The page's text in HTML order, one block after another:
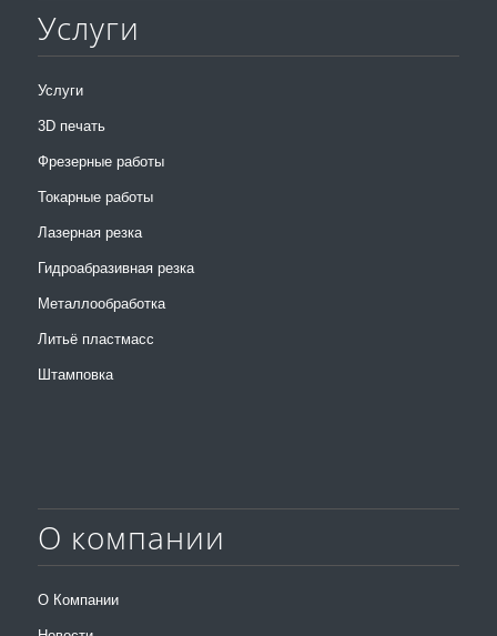
Услуги
Услуги
3D печать
Фрезерные работы
Токарные работы
Лазерная резка
Гидроабразивная резка
Металлообработка
Литьё пластмасс
Штамповка
О компании
О Компании